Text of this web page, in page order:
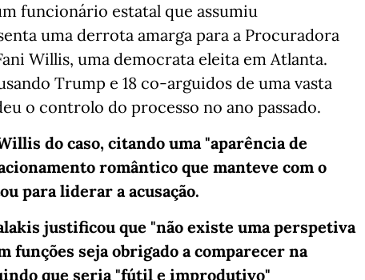
funcionário estatal que assumiu
uma derrota amarga para a Procuradora
Willis, uma democrata eleita em Atlanta.
Trump e 18 co-arguidos de uma vasta
o controlo do processo no ano passado.
do caso, citando uma "aparência de
romântico que manteve com o
para liderar a acusação.
justificou que "não existe uma perspetiva
funções seja obrigado a comparecer na
que seria "fútil e improdutivo"